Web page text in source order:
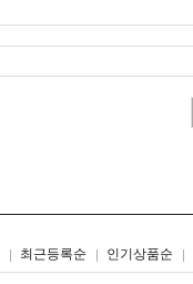
최근등록순 인기상품순
리스트형갤러리형